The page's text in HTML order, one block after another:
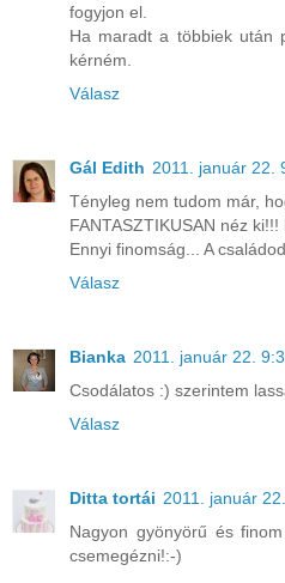
fogyjon el.
Ha maradt a többiek után
kérném.
Válasz
Gál Edith 2011. január 22.
Tényleg nem tudom már,
FANTASZTIKUSAN néz
Ennyi finomság... A
Válasz
Bianka 2011. január 22.
Csodálatos :) szerintem
Válasz
Ditta tortái 2011. január
Nagyon gyönyörű és
csemegézni!:-)